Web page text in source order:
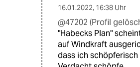
16.01.2022, 16:38 Uhr
@47202 (Profil
"Habecks Plan"
auf Windkraft
dass ich schöpferisch